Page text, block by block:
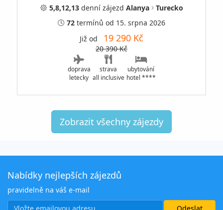
5,8,12,13dennízájezd Alanya
Turecko
72 termínů od 15. srpna 2026
Již od 19 290 Kč
20 390 Kč
doprava
letecky
strava
all inclusive
ubytování
hotel ****
Zobrazit všechny zájezdy
Nabídky nejlepších zájezdů
pravidelně na váš e-mail